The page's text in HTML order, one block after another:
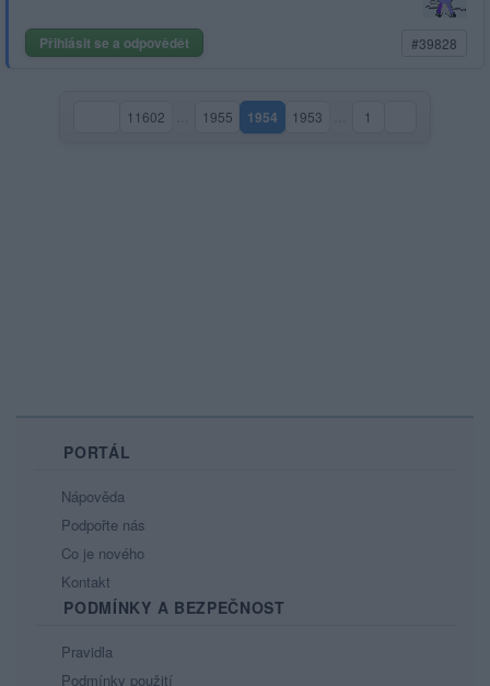
Přihlásit se a odpovědět #39828
11602 1955 1954(aktuální strana)
1953 1
PORTÁL
Nápověda
Podpořte nás
Co je nového
Kontakt
PODMÍNKY A BEZPEČNOST
Pravidla
Podmínky použití